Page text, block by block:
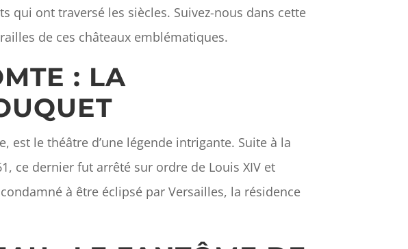
qui ont traversé les siècles. Suivez-nous dans cette
de ces châteaux emblématiques.
: LA
est le théâtre d’une légende intrigante. Suite à la
ce dernier fut arrêté sur ordre de Louis XIV et
à être éclipsé par Versailles, la résidence